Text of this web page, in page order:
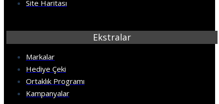
Site Haritası
Ekstralar
Markalar
Hediye Çeki
Ortaklık Programı
Kampanyalar